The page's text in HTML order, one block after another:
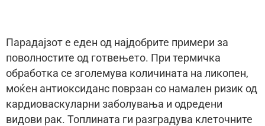
Парадајзот е еден од најдобрите примери за
поволностите од готвењето. При термичка
обработка се зголемува количината на ликопен,
моќен антиоксиданс поврзан со намален ризик од
кардиоваскуларни заболувања и одредени
видови рак. Топлината ги разградува клеточните